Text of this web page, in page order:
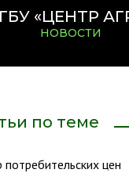
НОВОСТИ
по теме
цен